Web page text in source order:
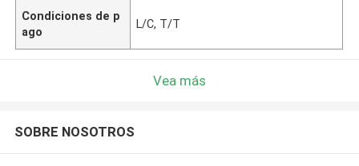
Condiciones de p
ago
L/C, T/T
Vea más
SOBRE NOSOTROS